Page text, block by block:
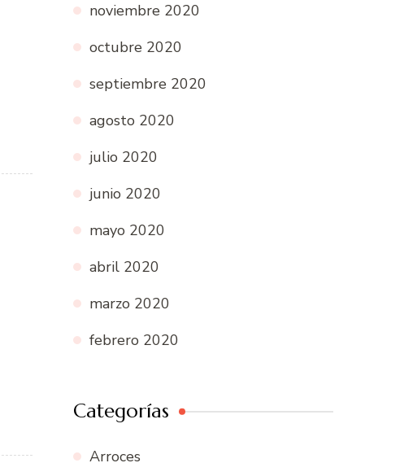
noviembre 2020
octubre 2020
septiembre 2020
agosto 2020
julio 2020
junio 2020
mayo 2020
abril 2020
marzo 2020
febrero 2020
Categorías
Arroces